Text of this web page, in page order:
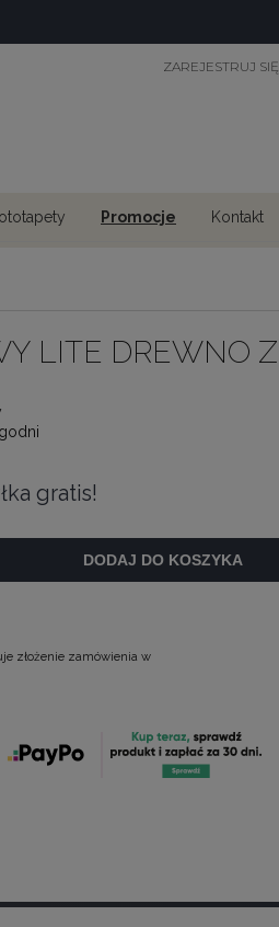
ZAREJESTRUJ SIĘ
Promocje Kontakt
LITE DREWNO Z
gratis!
DODAJ DO KOSZYKA
złożenie zamówienia w